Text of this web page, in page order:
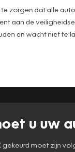
zorgen dat alle
aan de
en wacht niet te
u uw
moet zijn